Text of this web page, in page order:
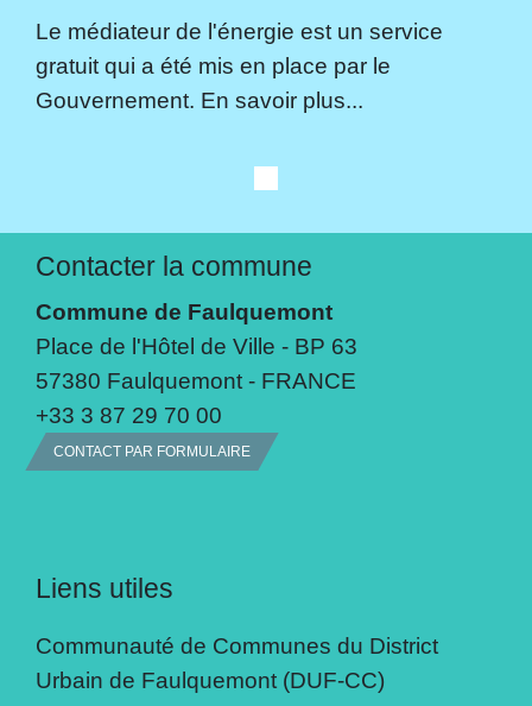
Le médiateur de l'énergie est un service
gratuit qui a été mis en place par le
Gouvernement. En savoir plus...
Contacter la commune
Commune de Faulquemont
Place de l'Hôtel de Ville - BP 63
57380 Faulquemont - FRANCE
+33 3 87 29 70 00
CONTACT PAR FORMULAIRE
Liens utiles
Communauté de Communes du District
Urbain de Faulquemont (DUF-CC)